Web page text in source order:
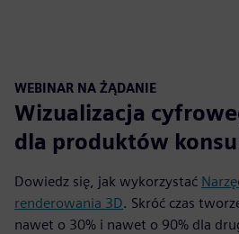
WEBINAR NA ŻĄDANIE
Wizualizacja
dla produktów
Dowiedz się, jak wykorzystać
renderowania 3D. Skróć czas
nawet o 30% i nawet o 90% dla